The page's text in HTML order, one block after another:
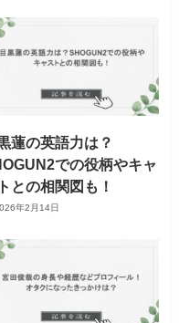
蓮の英語力は？
での役柄やキャ
との相関図も！
年2月14日